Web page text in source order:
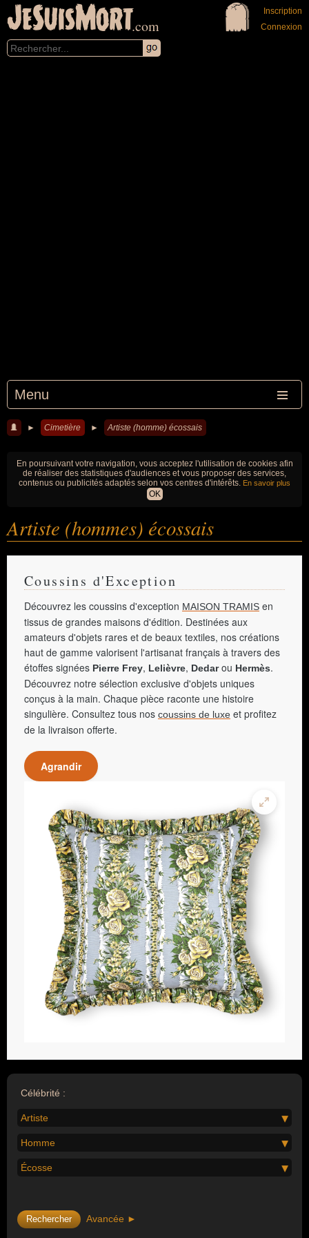
JeSuisMort.com
Menu
Inscription
Connexion
► Cimetière ► Artiste (homme) écossais
En poursuivant votre navigation, vous acceptez l'utilisation de cookies afin
de réaliser des statistiques d'audiences et vous proposer des services,
contenus ou publicités adaptés selon vos centres d'intérêts. En savoir plus
OK
Artiste (hommes) écossais
Coussins d'Exception
Découvrez les coussins d'exception MAISON TRAMIS en
tissus de grandes maisons d'édition. Destinées aux
amateurs d'objets rares et de beaux textiles, nos créations
haut de gamme valorisent l'artisanat français à travers des
étoffes signées Pierre Frey, Lelièvre, Dedarou Hermès.
Découvrez notre sélection exclusive d'objets uniques
conçus à la main. Chaque pièce raconte une histoire
singulière. Consultez tous nos coussins de luxe et profitez
de la livraison offerte.
Agrandir
Célébrité :
Artiste
Homme
Écosse
Avancée ►